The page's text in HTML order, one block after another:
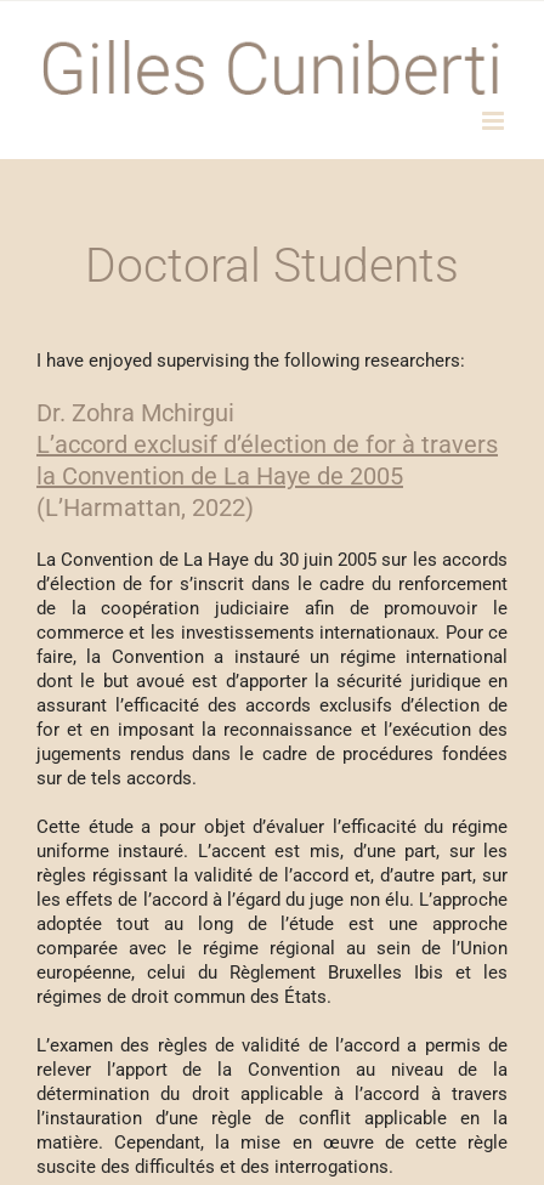
contenu
Doctoral Students
I have enjoyed supervising the following researchers:
Dr. Zohra Mchirgui
L’accord exclusif d’élection de for à travers
la Convention de La Haye de 2005
(L’Harmattan, 2022)
La Convention de La Haye du 30 juin 2005 sur les accords
d’élection de for s’inscrit dans le cadre du renforcement
de la coopération judiciaire afin de promouvoir le
commerce et les investissements internationaux. Pour ce
faire, la Convention a instauré un régime international
dont le but avoué est d’apporter la sécurité juridique en
assurant l’efficacité des accords exclusifs d’élection de
for et en imposant la reconnaissance et l’exécution des
jugements rendus dans le cadre de procédures fondées
sur de tels accords.
Cette étude a pour objet d’évaluer l’efficacité du régime
uniforme instauré. L’accent est mis, d’une part, sur les
règles régissant la validité de l’accord et, d’autre part, sur
les effets de l’accord à l’égard du juge non élu. L’approche
adoptée tout au long de l’étude est une approche
comparée avec le régime régional au sein de l’Union
européenne, celui du Règlement Bruxelles Ibis et les
régimes de droit commun des États.
L’examen des règles de validité de l’accord a permis de
relever l’apport de la Convention au niveau de la
détermination du droit applicable à l’accord à travers
l’instauration d’une règle de conflit applicable en la
matière. Cependant, la mise en œuvre de cette règle
suscite des difficultés et des interrogations.